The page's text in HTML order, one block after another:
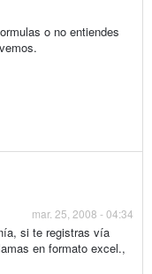
o no entiendes
mar. 25, 2008 - 04:34
si te registras vía
en formato excel.,